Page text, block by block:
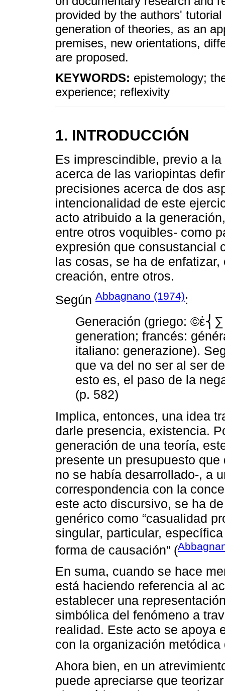
provided by the authors'
generation of theories, as an
premises, new orientations,
are proposed.
KEYWORDS: epistemology;
experience; reflexivity
1. INTRODUCCIÓN
Es imprescindible, previo a
acerca de las variopintas
precisiones acerca de dos
intencionalidad de este
acto atribuido a la
entre otros voquibles- como
expresión que consustancial
las cosas, se ha de
creación, entre otros.
Según Abbagnano (1974):
Generación (griego:
generation; francés:
italiano: generazione).
que va del no ser al ser
esto es, el paso de la
(p. 582)
Implica, entonces, una idea
darle presencia, existencia.
generación de una teoría,
presente un presupuesto
no se había desarrollado-, a
correspondencia con la
este acto discursivo, se ha
genérico como “casualidad
singular, particular,
forma de causación” (
En suma, cuando se hace
está haciendo referencia al
establecer una
simbólica del fenómeno a
realidad. Este acto se apoya
con la organización
Ahora bien, en un
puede apreciarse que